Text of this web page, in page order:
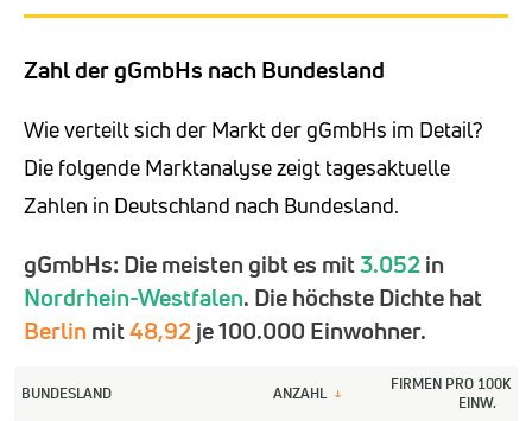
Zahl der gGmbHs nach Bundesland
Wie verteilt sich der Markt der gGmbHs im Detail?
Die folgende Marktanalyse zeigt tagesaktuelle
Zahlen in Deutschland nach Bundesland.
gGmbHs: Die meisten gibt es mit3.052in
Nordrhein-Westfalen. Die höchste Dichte hat
Berlin mit48,92je 100.000 Einwohner.
BUNDESLAND ANZAHL ↓
FIRMEN PRO 100K
EINW.